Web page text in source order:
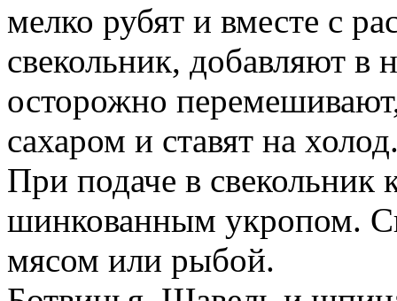
мелко рубят и вместе с
свекольник, добавляют в
осторожно
сахаром и ставят на
При подаче в свекольник
шинкованным укропом.
мясом или рыбой.